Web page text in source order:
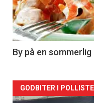
nå
-
5
By på en
Forsiden
GODBITER I